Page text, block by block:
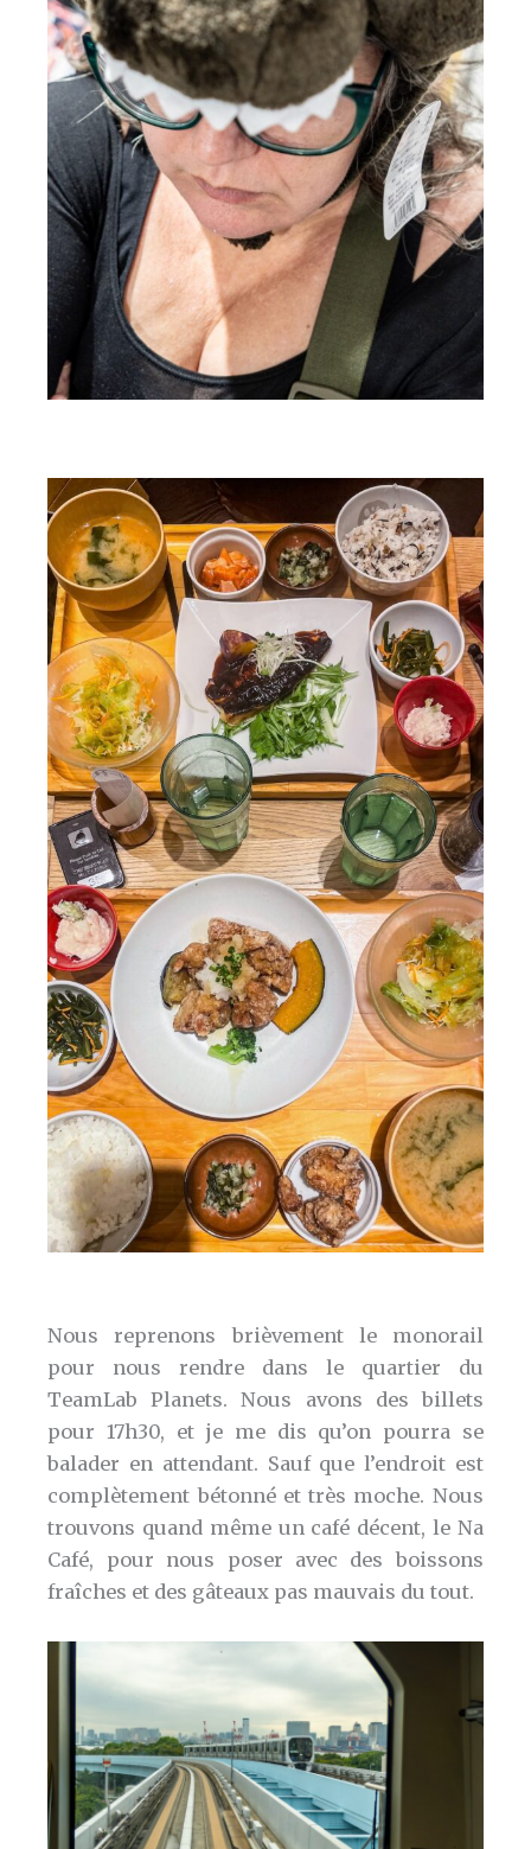
Nous reprenons brièvement le monorail
pour nous rendre dans le quartier du
TeamLab Planets. Nous avons des billets
pour 17h30, et je me dis qu’on pourra se
balader en attendant. Sauf que l’endroit est
complètement bétonné et très moche. Nous
trouvons quand même un café décent, le Na
Café, pour nous poser avec des boissons
fraîches et des gâteaux pas mauvais du tout.